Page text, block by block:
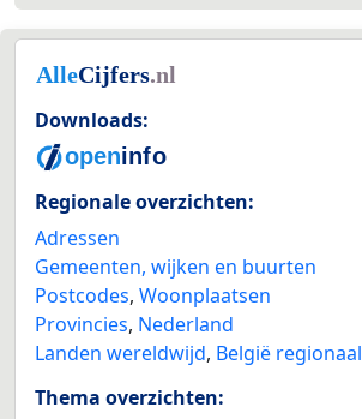
Downloads:
Regionale overzichten:
Adressen
Gemeenten, wijken en buurten
Postcodes, Woonplaatsen
Provincies, Nederland
Landen wereldwijd, België regionaal
Thema overzichten: